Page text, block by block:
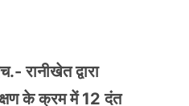
रानीखेत द्वारा
के क्रम में 12 दंत